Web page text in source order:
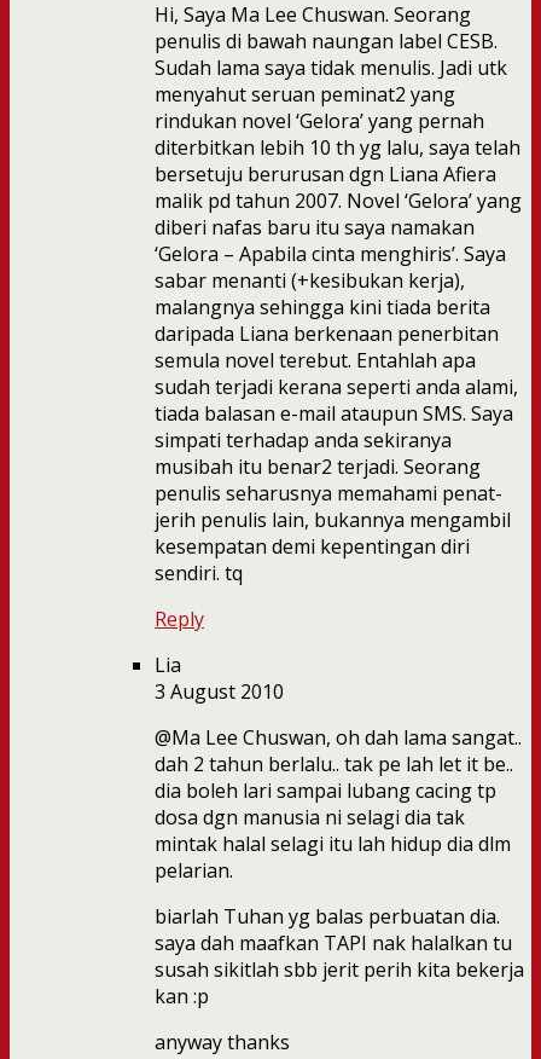
Hi, Saya Ma Lee Chuswan. Seorang
penulis di bawah naungan label CESB.
Sudah lama saya tidak menulis. Jadi utk
menyahut seruan peminat2 yang
rindukan novel ‘Gelora’ yang pernah
diterbitkan lebih 10 th yg lalu, saya telah
bersetuju berurusan dgn Liana Afiera
malik pd tahun 2007. Novel ‘Gelora’ yang
diberi nafas baru itu saya namakan
‘Gelora – Apabila cinta menghiris’. Saya
sabar menanti (+kesibukan kerja),
malangnya sehingga kini tiada berita
daripada Liana berkenaan penerbitan
semula novel terebut. Entahlah apa
sudah terjadi kerana seperti anda alami,
tiada balasan e-mail ataupun SMS. Saya
simpati terhadap anda sekiranya
musibah itu benar2 terjadi. Seorang
penulis seharusnya memahami penat-
jerih penulis lain, bukannya mengambil
kesempatan demi kepentingan diri
sendiri. tq
Reply
Lia
3 August 2010
@Ma Lee Chuswan, oh dah lama sangat..
dah 2 tahun berlalu.. tak pe lah let it be..
dia boleh lari sampai lubang cacing tp
dosa dgn manusia ni selagi dia tak
mintak halal selagi itu lah hidup dia dlm
pelarian.
biarlah Tuhan yg balas perbuatan dia.
saya dah maafkan TAPI nak halalkan tu
susah sikitlah sbb jerit perih kita bekerja
kan :p
anyway thanks